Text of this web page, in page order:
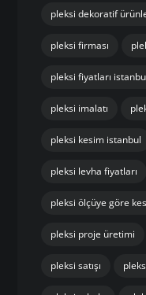
pleksi dekoratif
pleksi firması
pleksi fiyatları
pleksi imalatı
pleksi kesim istanbul
pleksi levha fiyatları
pleksi ölçüye göre
pleksi proje üretimi
pleksi satışı